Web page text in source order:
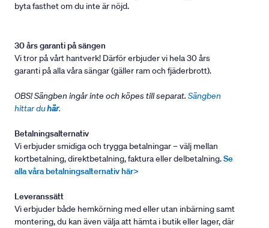
byta fasthet om du inte är nöjd.
30 års garanti på sängen
Vi tror på vårt hantverk! Därför erbjuder vi hela 30 års
garanti på alla våra sängar (gäller ram och fjäderbrott).
OBS! Sängben ingår inte och köpes till separat. Sängben
hittar duhär.
Betalningsalternativ
Vi erbjuder smidiga och trygga betalningar – välj mellan
kortbetalning, direktbetalning, faktura eller delbetalning.Se
alla våra betalningsalternativ här>
Leveranssätt
Vi erbjuder både hemkörning med eller utan inbärning samt
montering, du kan även välja att hämta i butik eller lager, där